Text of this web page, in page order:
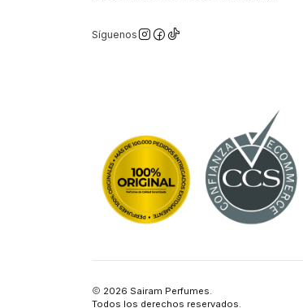
Síguenos
2026 Sairam Perfumes.
Todos los derechos reservados.